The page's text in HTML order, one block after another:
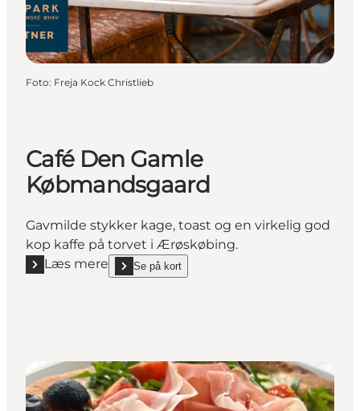
Foto: Freja Kock Christlieb
Café Den Gamle
Købmandsgaard
Gavmilde stykker kage, toast og en virkelig god
kop kaffe på torvet i Ærøskøbing.
Læs mere
Læs mere "Café Den Gamle Købmandsgaard"
Se på kort
show Café Den Gamle Købmandsgaard on_map